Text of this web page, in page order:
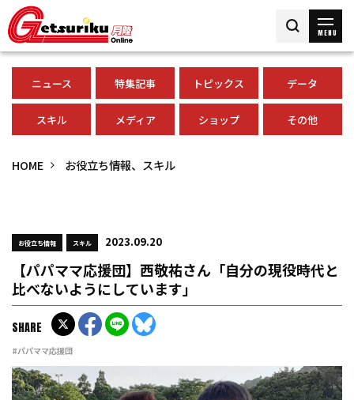
MENU
ニュース 特集記事 トピックス データ
スキル メディア ショップ その他
HOME お役立ち情報、スキル
お役立ち情報 スキル 2023.09.20
【パパママ応援団】西敬祐さん「自分の現役時代と
比べないようにしています」
#パパママ応援団
SHARE